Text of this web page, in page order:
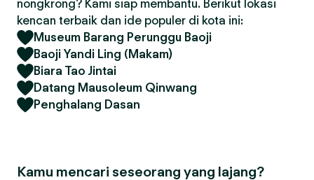
nongkrong? Kami siap membantu. Berikut lokasi
kencan terbaik dan ide populer di kota ini:
Museum Barang Perunggu Baoji
Baoji Yandi Ling (Makam)
Biara Tao Jintai
Datang Mausoleum Qinwang
Penghalang Dasan
Kamu mencari seseorang yang lajang?